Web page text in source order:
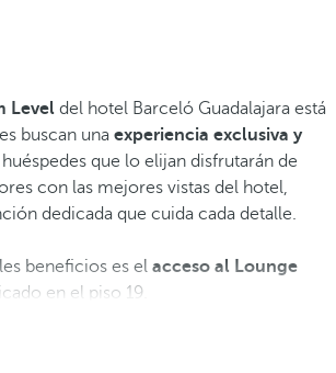
Level del hotel Barceló Guadalajara está
buscan una experiencia exclusiva y
huéspedes que lo elijan disfrutarán de
con las mejores vistas del hotel,
dedicada que cuida cada detalle.
beneficios es el acceso al Lounge
en el piso 19.